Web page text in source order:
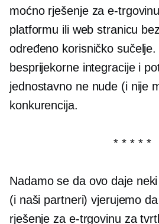
moćno rješenje za e-
platformu ili web stranicu
određeno korisničko
besprijekorne integracije i
jednostavno ne nude (i nije
konkurencija.
* * * * *
Nadamo se da ovo daje
(i naši partneri) vjerujemo
rješenje za e-trgovinu za